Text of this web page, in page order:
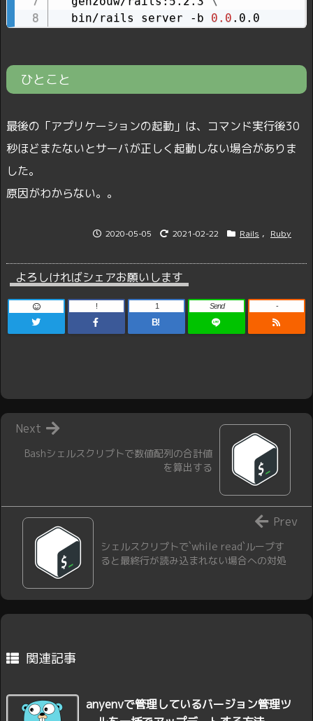
  bin/rails server -b
0.0 .0.0
ひとこと
最後の「アプリケーションの起動」は、コマンド実行後30
秒ほどまたないとサーバが正しく起動しない場合がありま
した。
原因がわからない。。
2020-05-05 2021-02-22 Rails , Ruby
よろしければシェアお願いします
!
B!
1 Send -
Bashシェルスクリプトで数値配列の合計値
を算出する
Next
シェルスクリプトで`while read`ループす
ると最終行が読み込まれない場合への対処
Prev
関連記事
anyenvで管理しているバージョン管理ツ